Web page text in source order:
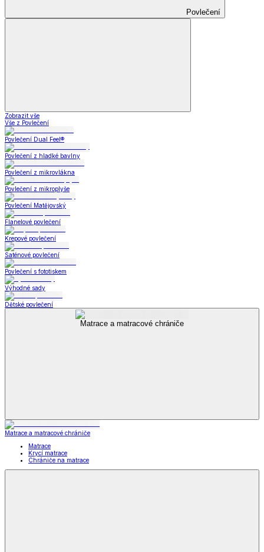
Povlečení
Zobrazit vše
Vše z Povlečení
Povlečení Dual Feel®
Povlečení z hladké bavlny
Povlečení z mikrovlákna
Povlečení z mikroplyše
Povlečení Matějovský
Flanelové povlečení
Krepové povlečení
Saténové povlečení
Povlečení s fototiskem
Výhodné sady
Dětské povlečení
Matrace a matracové chrániče
Matrace a matracové chrániče
Matrace
Krycí matrace
Chrániče na matrace